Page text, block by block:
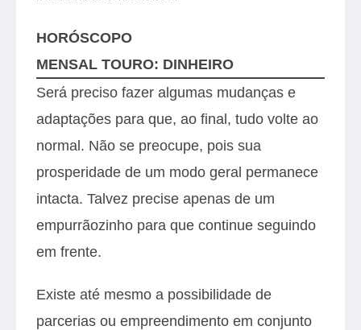
HORÓSCOPO
MENSAL TOURO: DINHEIRO
Será preciso fazer algumas mudanças e
adaptações para que, ao final, tudo volte ao
normal. Não se preocupe, pois sua
prosperidade de um modo geral permanece
intacta. Talvez precise apenas de um
empurrãozinho para que continue seguindo
em frente.
Existe até mesmo a possibilidade de
parcerias ou empreendimento em conjunto